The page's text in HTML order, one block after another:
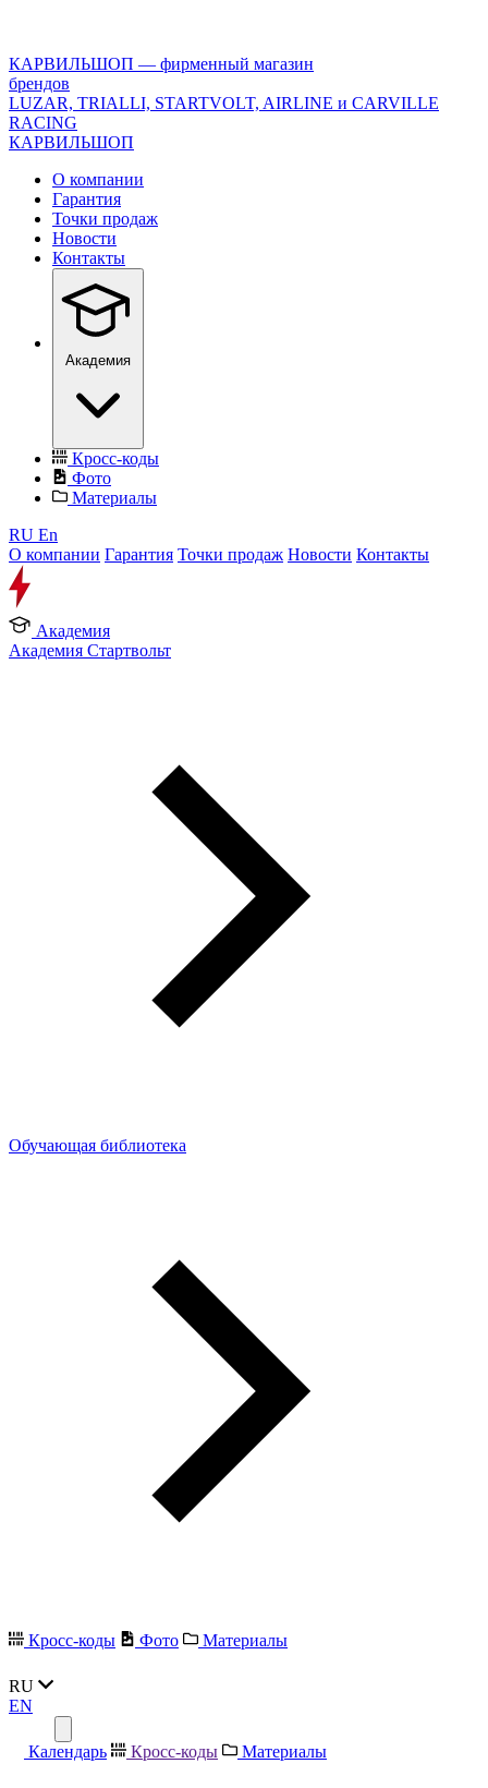
version="1.0"
encoding="utf-
8"?
>
КАРВИЛЬШОП — фирменный магазин
брендов
LUZAR, TRIALLI, STARTVOLT, AIRLINE и CARVILLE
RACING
КАРВИЛЬШОП
О компании
Гарантия
Точки продаж
Новости
Контакты
Академия
Кросс-коды
Фото
Материалы
RU En
О компании Гарантия Точки продаж Новости Контакты
Академия
Академия Стартвольт
Обучающая библиотека
Кросс-коды Фото Материалы
RU
EN
Календарь Кросс-коды Материалы